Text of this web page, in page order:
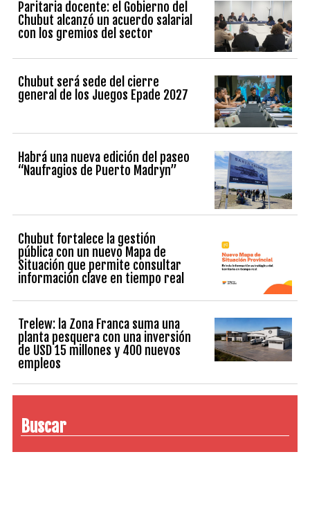
Paritaria docente: el Gobierno del
Chubut alcanzó un acuerdo salarial
con los gremios del sector
Chubut será sede del cierre
general de los Juegos Epade 2027
Habrá una nueva edición del paseo
“Naufragios de Puerto Madryn”
Chubut fortalece la gestión
pública con un nuevo Mapa de
Situación que permite consultar
información clave en tiempo real
Trelew: la Zona Franca suma una
planta pesquera con una inversión
de USD 15 millones y 400 nuevos
empleos
Buscar